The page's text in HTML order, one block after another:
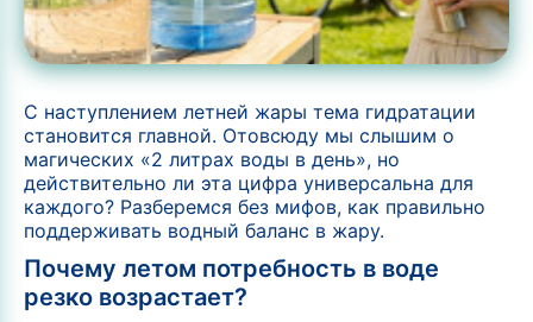
С наступлением летней жары тема гидратации
становится главной. Отовсюду мы слышим о
магических «2 литрах воды в день», но
действительно ли эта цифра универсальна для
каждого? Разберемся без мифов, как правильно
поддерживать водный баланс в жару.
Почему летом потребность в воде
резко возрастает?